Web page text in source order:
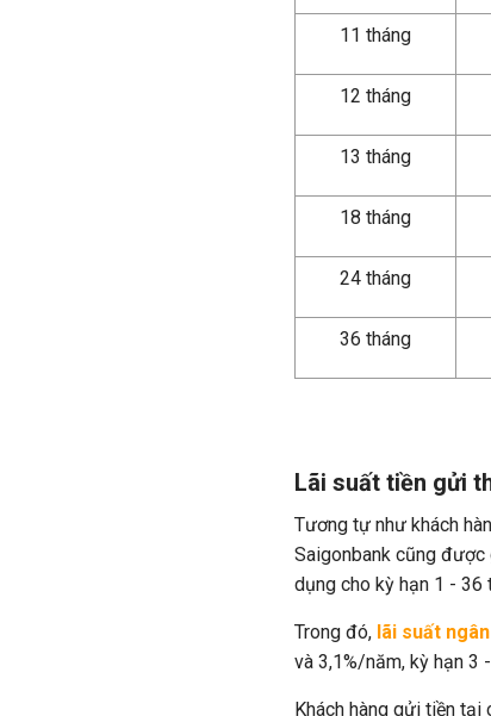
11 tháng
12 tháng
13 tháng
18 tháng
24 tháng
36 tháng
Lãi suất tiền gửi
Tương tự như khách
Saigonbank cũng được
dụng cho kỳ hạn 1 - 36
Trong đó, lãi suất
và 3,1%/năm, kỳ hạn 3
Khách hàng gửi tiền